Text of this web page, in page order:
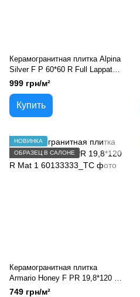
Керамогранитная плитка Alpina
Silver F P 60*60 R Full Lappato
1
999 грн/м²
Купить
НОВИНКА
ОБРАЗЕЦ В САЛОНЕ
Керамогранитная плитка
Armario Honey F PR 19,8*120 R
Mat 1
749 грн/м²